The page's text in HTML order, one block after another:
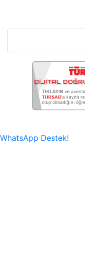
WhatsApp Destek!